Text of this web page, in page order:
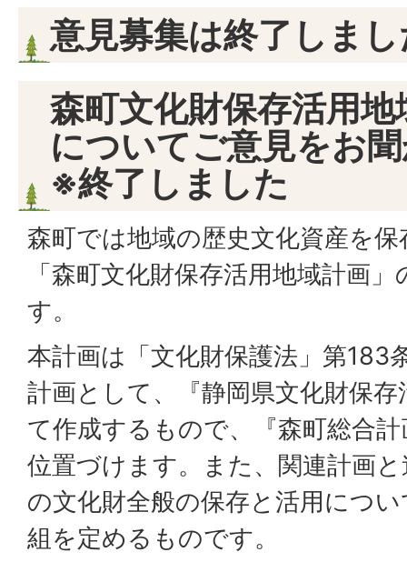
意見募集は終了しま
森町文化財保存活用
についてご意見をお
※終了しました
森町では地域の歴史文化資産を
「森町文化財保存活用地域計画
す。
本計画は「文化財保護法」第183
計画として、『静岡県文化財保
て作成するもので、『森町総合
位置づけます。また、関連計画
の文化財全般の保存と活用につ
組を定めるものです。